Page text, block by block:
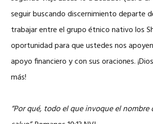
seguir buscando discernimiento departe
trabajar entre el grupo étnico nativo los
oportunidad para que ustedes nos
apoyo financiero y con sus oraciones.
más!
“Por qué, todo el que invoque el nombre